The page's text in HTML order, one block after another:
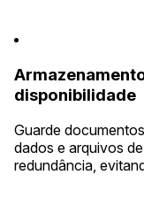
disponibilidade
Guarde
dados e arquivos
redundância,